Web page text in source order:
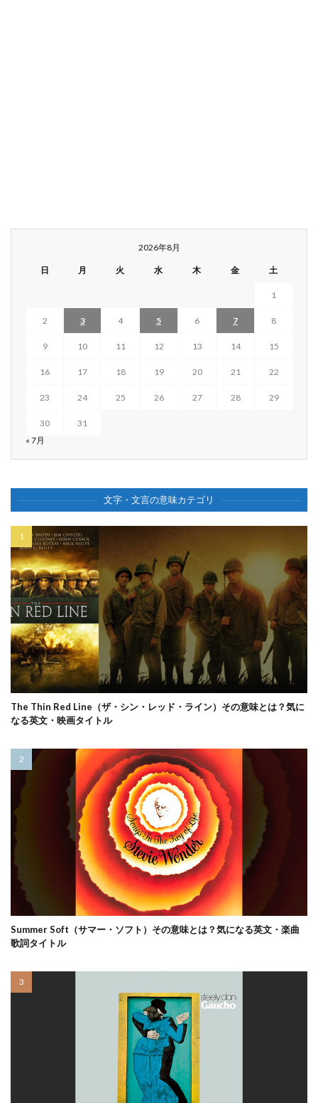
2026年8月
日 月 火 水 木 金 土
1
2 3 4 5 6 7 8
9 10 11 12 13 14 15
16 17 18 19 20 21 22
23 24 25 26 27 28 29
30
31
« 7月
文字・文言の意味カテゴリ
The Thin Red Line（ザ・シン・レッド・ライン）その意味とは？気に
なる英文・映画タイトル
Summer Soft（サマー・ソフト）その意味とは？気になる英文・楽曲
歌詞タイトル